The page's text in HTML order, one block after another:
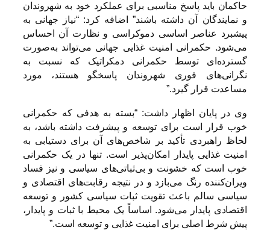
حاکمان باید پاسخ مناسبی برای عملکرد خود به شهروندان
و نمایندگان آن داشته باشند” اضافه کرد: “نیاز جهانی به
پیشبرد عناصر اساسی دموکراسی و نظارت آن احساس
می‌شود. حکمرانی امنیت غذایی جهانی می‌تواند به‌صورت
گسترده‌ای توسط حکمرانی دمکراتیک که نسبت به
نگرانی‌های فوری شهروندان پاسخگو هستند، مورد
مساعدت قرار گیرد.”
وی در پایان اظهار داشت: “بسته به هدفی که حکمرانی
خوب قرار است برای توسعه و پیشرفت داشته باشد، به
لحاظ راهبردی تأکید بر شاخص‌های آن برای دستیابی به
امنیت غذایی پایدار امکان‌پذیر است. تنها در یک حکمرانی
خوب است که خشونت و بی‌ثباتی‌های سیاسی و نیز فساد
ویران‌کننده رنگ می‌بازد و در نتیجه رقابت‌های اقتصادی و
سیاسی سالم باعث تقویت ثبات سیاسی کشور و توسعه
اقتصادی پایدار می‌شود. اساساً یک محیط با ثبات و پایدار،
پیش شرط اصلی برای امنیت غذایی و توسعه است.”